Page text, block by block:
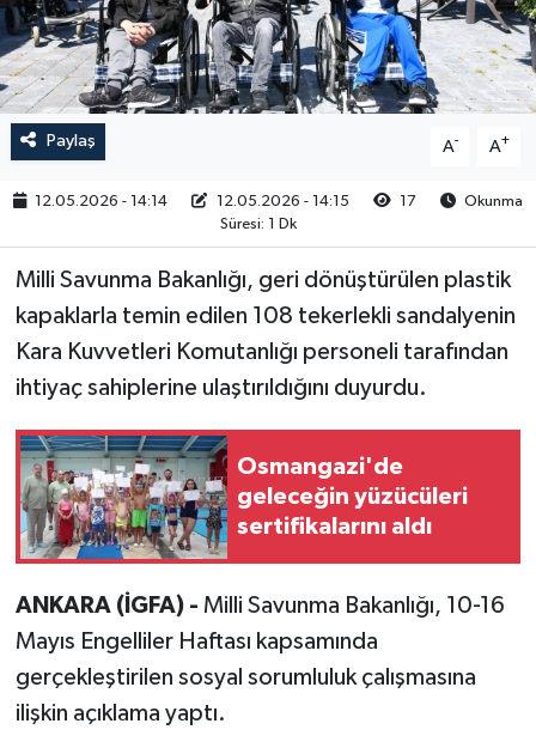
Paylaş A- A+
12.05.2026 - 14:14 12.05.2026 - 14:15 17
Okunma
Süresi: 1 Dk
Milli Savunma Bakanlığı, geri dönüştürülen plastik
kapaklarla temin edilen 108 tekerlekli sandalyenin
Kara Kuvvetleri Komutanlığı personeli tarafından
ihtiyaç sahiplerine ulaştırıldığını duyurdu.
Osmangazi'de
geleceğin yüzücüleri
sertifikalarını aldı
ANKARA (İGFA) - Milli Savunma Bakanlığı, 10-16
Mayıs Engelliler Haftası kapsamında
gerçekleştirilen sosyal sorumluluk çalışmasına
ilişkin açıklama yaptı.
RESMİ İLAN